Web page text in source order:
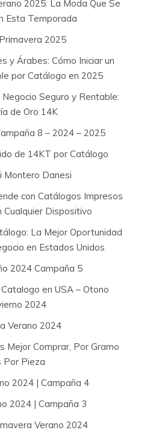
2025: La Moda Que Se
Esta Temporada
2025
y Árabes: Cómo Iniciar un
por Catálogo en 2025
Negocio Seguro y Rentable:
de Oro 14K
8 – 2024 – 2025
de 14KT por Catálogo
Montero Danesi
con Catálogos Impresos
Cualquier Dispositivo
La Mejor Oportunidad
en Estados Unidos
2024 Campaña 5
en USA – Otono
2024
Verano 2024
Mejor Comprar, Por Gramo
Por Pieza
2024 | Campaña 4
2024 | Campaña 3
Verano 2024